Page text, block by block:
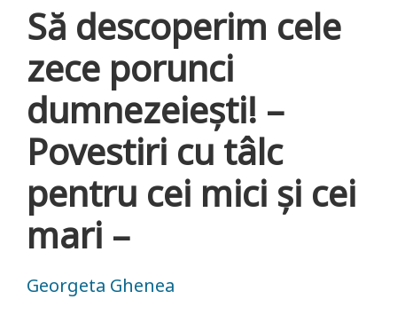
Să descoperim cele
zece porunci
dumnezeiești! –
Povestiri cu tâlc
pentru cei mici și cei
mari –
Georgeta Ghenea